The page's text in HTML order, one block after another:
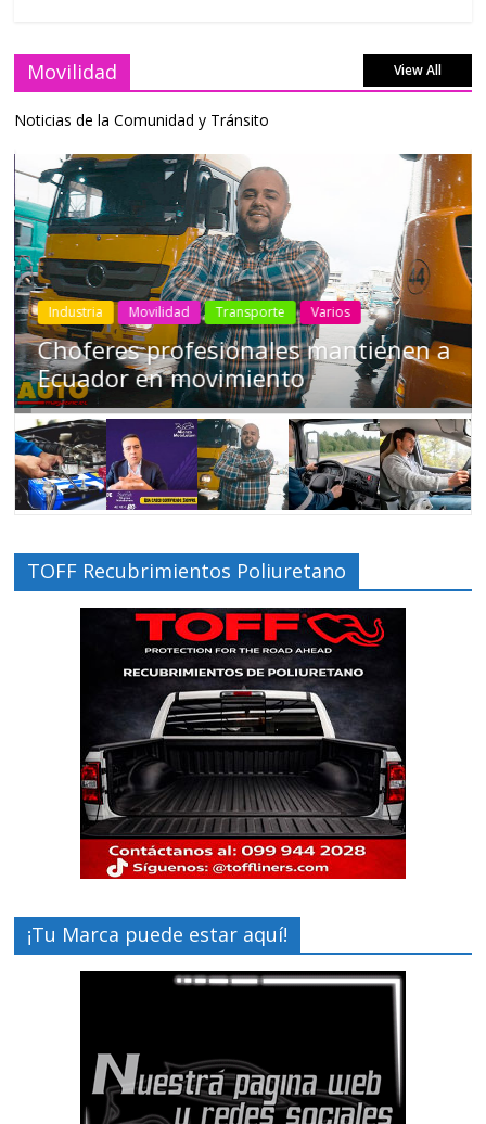
Movilidad View All
Noticias de la Comunidad y Tránsito
Industria Movilidad Transporte Varios
Conducir cansado puede ser tan
peligroso como manejar ‘tomado’
TOFF Recubrimientos Poliuretano
¡Tu Marca puede estar aquí!